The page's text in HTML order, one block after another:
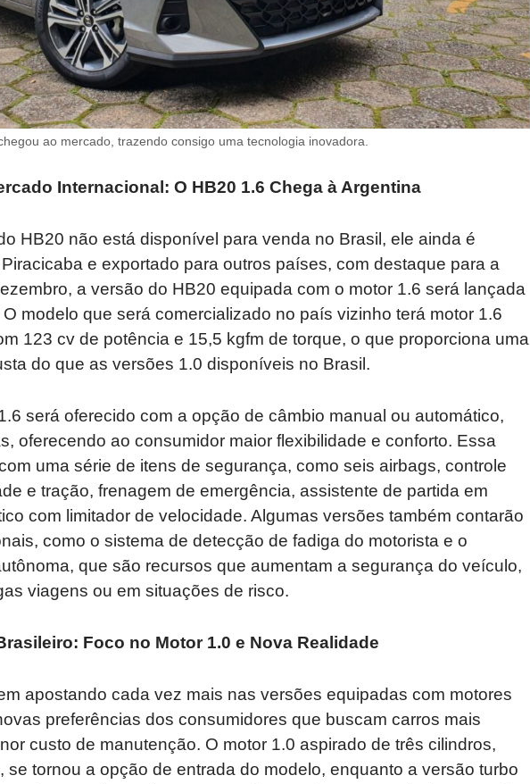
ao mercado, trazendo consigo uma tecnologia inovadora.
Internacional: O HB20 1.6 Chega à Argentina
HB20 não está disponível para venda no Brasil, ele ainda é
e exportado para outros países, com destaque para a
a versão do HB20 equipada com o motor 1.6 será lançada
modelo que será comercializado no país vizinho terá motor 1.6
123 cv de potência e 15,5 kgfm de torque, o que proporciona uma
do que as versões 1.0 disponíveis no Brasil.
será oferecido com a opção de câmbio manual ou automático,
oferecendo ao consumidor maior flexibilidade e conforto. Essa
uma série de itens de segurança, como seis airbags, controle
e tração, frenagem de emergência, assistente de partida em
com limitador de velocidade. Algumas versões também contarão
como o sistema de detecção de fadiga do motorista e o
que são recursos que aumentam a segurança do veículo,
viagens ou em situações de risco.
Foco no Motor 1.0 e Nova Realidade
apostando cada vez mais nas versões equipadas com motores
preferências dos consumidores que buscam carros mais
custo de manutenção. O motor 1.0 aspirado de três cilindros,
se tornou a opção de entrada do modelo, enquanto a versão turbo